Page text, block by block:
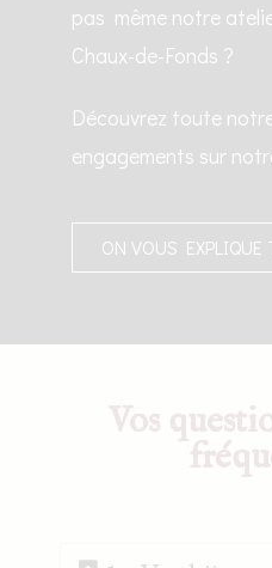
pas même notre
Chaux-de-Fonds ?
Découvrez toute
engagements sur
ON VOUS
Vos